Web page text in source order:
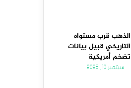
الذهب قرب مستواه
التاريخي قبيل بيانات
تضخم أمريكية
سبتمبر 10, 2025